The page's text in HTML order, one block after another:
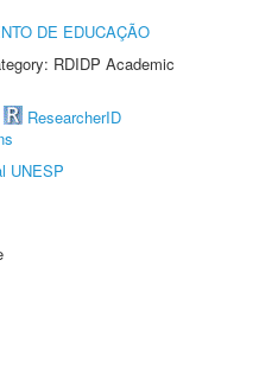
DE EDUCAÇÃO
RDIDP Academic
ResearcherID
UNESP